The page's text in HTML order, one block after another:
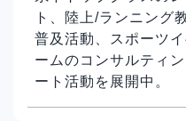
ト、陸上/ランニング
普及活動、スポーツ
ームのコンサルティ
ート活動を展開中。